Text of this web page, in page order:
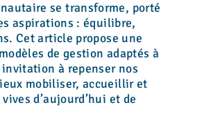
se transforme, porté
aspirations : équilibre,
Cet article propose une
de gestion adaptés à
à repenser nos
mobiliser, accueillir et
d’aujourd’hui et de